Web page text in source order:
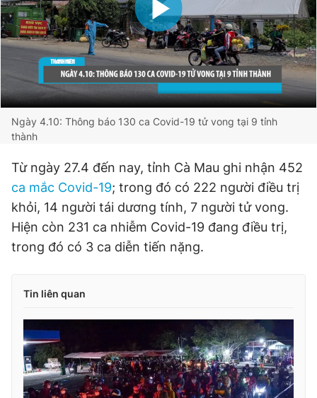
Ngày 4.10: Thông báo 130 ca Covid-19 tử vong tại 9 tỉnh
thành
Từ ngày 27.4 đến nay, tỉnh Cà Mau ghi nhận 452
ca mắc Covid-19; trong đó có 222 người điều trị
khỏi, 14 người tái dương tính, 7 người tử vong.
Hiện còn 231 ca nhiễm Covid-19 đang điều trị,
trong đó có 3 ca diễn tiến nặng.
Tin liên quan